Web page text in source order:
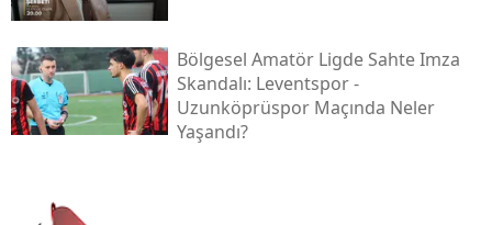
Bölgesel Amatör Ligde Sahte Imza
Skandalı: Leventspor -
Uzunköprüspor Maçında Neler
Yaşandı?